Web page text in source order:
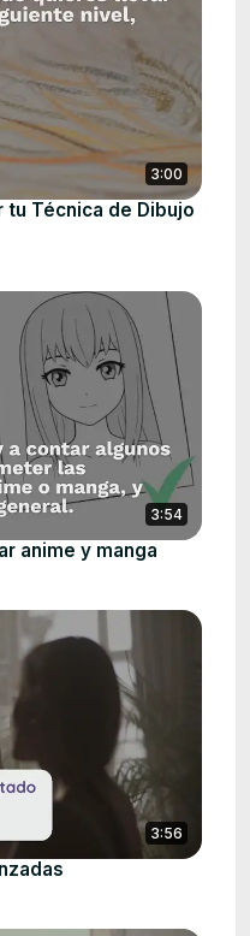
3:00
tu Técnica de Dibujo
3:54
anime y manga
3:56